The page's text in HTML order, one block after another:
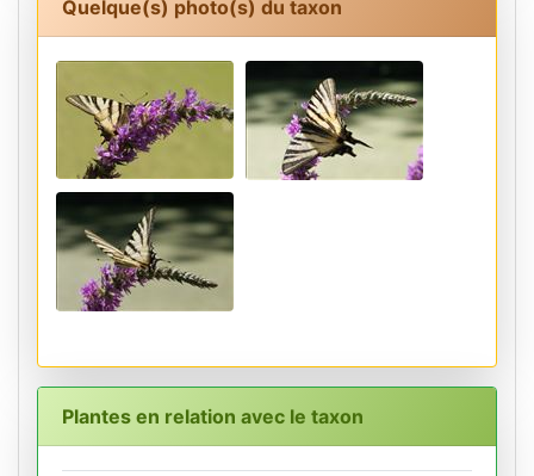
Quelque(s) photo(s) du taxon
Plantes en relation avec le taxon